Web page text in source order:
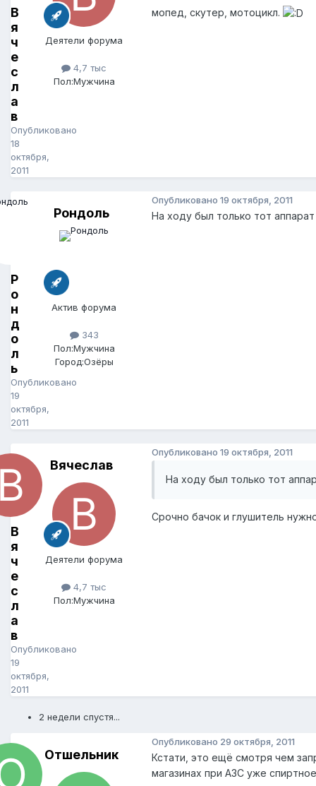
В
я
ч
е
с
л
а
в
Опубликовано
18
октября,
2011
Деятели форума
4,7 тыс
Пол:Мужчина
мопед, скутер, мотоцикл.
Р
о
н
д
о
л
ь
Опубликовано
19
октября,
2011
Рондоль
Актив форума
343
Пол:Мужчина
Город:Озёры
Опубликовано 19 октября, 2011
На ходу был только тот
В
я
ч
е
с
л
а
в
Опубликовано
19
октября,
2011
Вячеслав
Деятели форума
4,7 тыс
Пол:Мужчина
Опубликовано 19 октября, 2011
На ходу был только тот
Срочно бачок и глушитель
2 недели спустя...
Отшельник
Опубликовано 29 октября, 2011
Кстати, это ещё смотря чем
магазинах при АЗС уже